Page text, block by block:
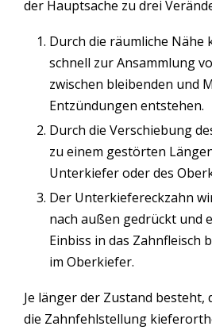
der Hauptsache zu drei
Durch die räumliche Nähe
schnell zur Ansammlung
zwischen bleibenden und
Entzündungen entstehen.
Durch die Verschiebung
zu einem gestörten
Unterkiefer oder des
Der Unterkiefereckzahn
nach außen gedrückt und
Einbiss in das Zahnfleisch
im Oberkiefer.
Je länger der Zustand besteht,
die Zahnfehlstellung